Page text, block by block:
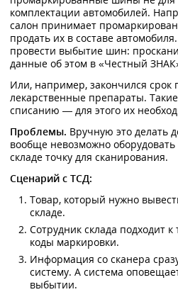
комплектации автомобилей.
салон принимает
продать их в составе
провести выбытие шин:
данные об этом в «Честный
Или, например, закончился срок
лекарственные препараты.
списанию — для этого их
Проблемы. Вручную это делать
вообще невозможно
складе точку для сканирования.
Сценарий с ТСД:
Товар, который нужно
складе.
Сотрудник склада подходит
коды маркировки.
Информация со сканера
систему. А система
выбытии.